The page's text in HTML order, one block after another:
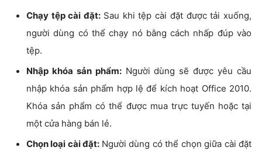
Chạy tệp cài đặt: Sau khi tệp cài đặt được tải xuống,
người dùng có thể chạy nó bằng cách nhấp đúp vào
tệp.
Nhập khóa sản phẩm:Người dùng sẽ được yêu cầu
nhập khóa sản phẩm hợp lệ để kích hoạt Office 2010.
Khóa sản phẩm có thể được mua trực tuyến hoặc tại
một cửa hàng bán lẻ.
Chọn loại cài đặt: Người dùng có thể chọn giữa cài đặt